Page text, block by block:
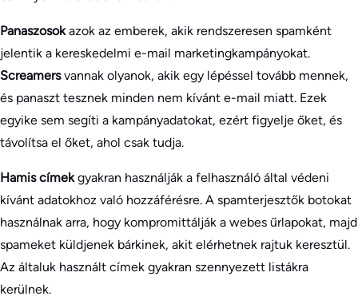
Panaszosokazok az emberek, akik rendszeresen spamként
jelentik a kereskedelmi e-mail marketingkampányokat.
Screamersvannak olyanok, akik egy lépéssel tovább mennek,
és panaszt tesznek minden nem kívánt e-mail miatt. Ezek
egyike sem segíti a kampányadatokat, ezért figyelje őket, és
távolítsa el őket, ahol csak tudja.
Hamis címekgyakran használják a felhasználó által védeni
kívánt adatokhoz való hozzáférésre. A spamterjesztők botokat
használnak arra, hogy kompromittálják a webes űrlapokat, majd
spameket küldjenek bárkinek, akit elérhetnek rajtuk keresztül.
Az általuk használt címek gyakran szennyezett listákra
kerülnek.